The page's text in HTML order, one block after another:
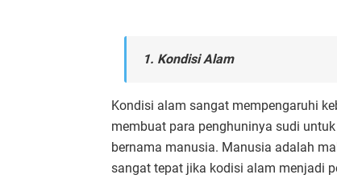
1. Kondisi Alam
Kondisi alam sangat mempengaruhi
membuat para penghuninya sudi
bernama manusia. Manusia adalah
sangat tepat jika kodisi alam menjadi